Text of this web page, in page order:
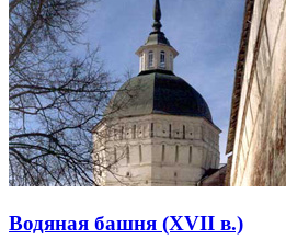
Водяная башня (XVII в.)